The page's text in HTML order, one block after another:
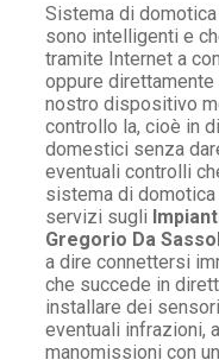
Sistema di
sono intelligenti e
tramite Internet a
oppure
nostro dispositivo
controllo la, cioè in
domestici senza
eventuali controlli
sistema di
servizi sugli
Gregorio Da
a dire connettersi
che succede in
installare dei
eventuali infrazioni,
manomissioni con